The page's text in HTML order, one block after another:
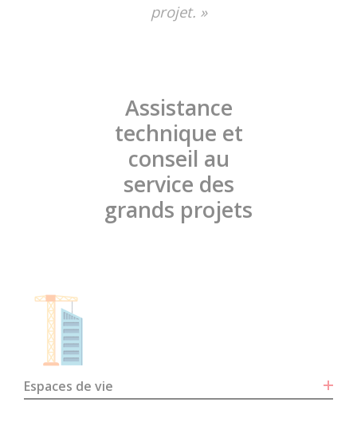
projet. »
Assistance
technique et
conseil au
service des
grands projets
Espaces de vie